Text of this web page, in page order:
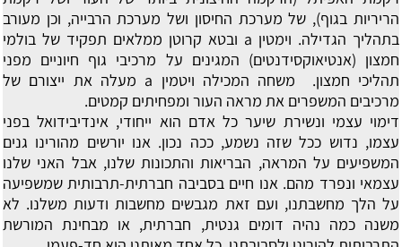
הריריות בגוף), של מערכת החיסון ושל מערכת הרבייה, וכן מעורב
בתהליך הגדילה. וימטין a ובטא קרוטן ממלאים תפקיד של בולמי
חמצון (אנטיאוקסידנטים) המגינים על מרכיבי גוף חיוניים מפני
תהליכי חמצון. משחה המכילה ויטמין a מעלה את ייצורם של
מרכיבים המשפרים את מראה העור ומפחיתים קמטים.
דימוי עצמי ונשירת שיערכל אדם הוא ייחודי, אינדיבידואל בפני
עצמו, נדוש ככל שזה נשמע, ככה נכון. אנו יורשים מהורינו גנים
המשפיעים על המראה, הבריאות והתכונות שלנו, אבל האני שלנו
עצמאי ונפרד מהם. אנו חיים בסביבה חברתית-תרבותית שמשפיעה
על הלך מחשבתנו, ועם זאת מגבשים מחשבות ודעות משלנו. לא
משנה כמה נהיה דומים גנטית, חברתית, או מבחינת המורשת